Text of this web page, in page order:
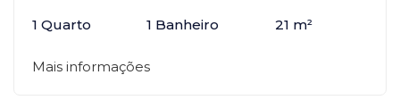
1 Quarto 1 Banheiro 21 m²
Mais informações